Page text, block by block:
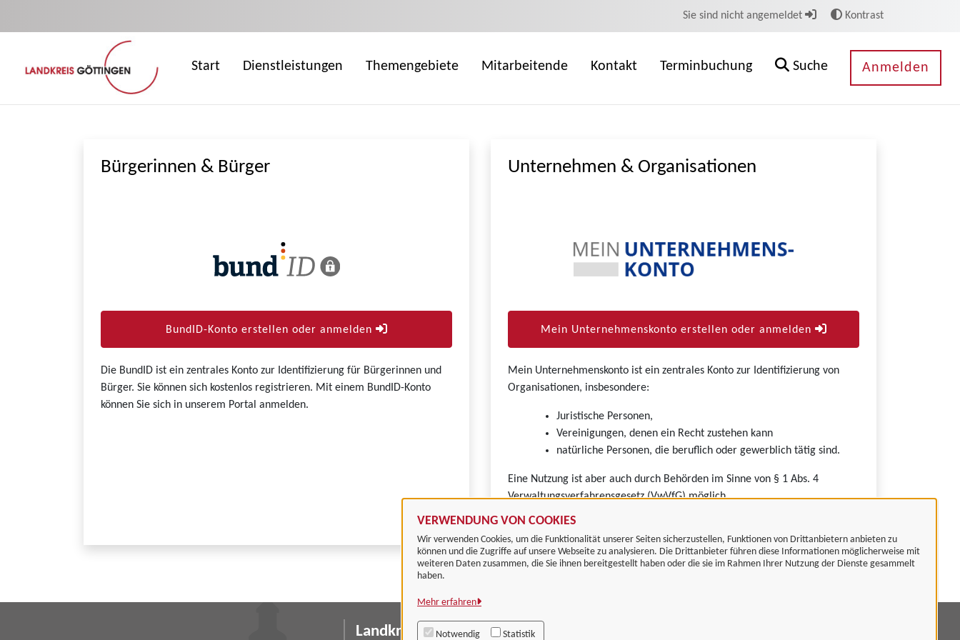
VERWENDUNG VON COOKIES
Wir verwenden Cookies, um die Funktionalität unserer Seiten sicherzustellen, Funktionen von Drittanbietern anbieten zu
können und die Zugriffe auf unsere Webseite zu analysieren. Die Drittanbieter führen diese Informationen möglicherweise mit
weiteren Daten zusammen, die Sie ihnen bereitgestellt haben oder die sie im Rahmen Ihrer Nutzung der Dienste gesammelt
haben.
Mehr erfahren
Notwendig Statistik
Sie sind nicht angemeldet Kontrast
Start Dienstleistungen Themengebiete Mitarbeitende Kontakt Terminbuchung Suche Anmelden
Bürgerinnen & Bürger
BundID-Konto erstellen oder anmelden
Die BundID ist ein zentrales Konto zur Identifizierung für Bürgerinnen und
Bürger. Sie können sich kostenlos registrieren. Mit einem BundID-Konto
können Sie sich in unserem Portal anmelden.
Unternehmen & Organisationen
Mein Unternehmenskonto erstellen oder anmelden
Mein Unternehmenskonto ist ein zentrales Konto zur Identifizierung von
Organisationen, insbesondere:
Juristische Personen,
Vereinigungen, denen ein Recht zustehen kann
natürliche Personen, die beruflich oder gewerblich tätig sind.
Eine Nutzung ist aber auch durch Behörden im Sinne von § 1 Abs. 4
Verwaltungsverfahrensgesetz (VwVfG) möglich.
Landkreis Göttingen